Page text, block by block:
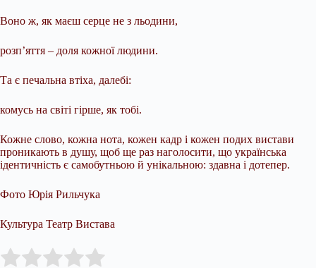
Воно ж, як маєш серце не з льодини,
розп’яття – доля кожної людини.
Та є печальна втіха, далебі:
комусь на світі гірше, як тобі.
Кожне слово, кожна нота, кожен кадр і кожен подих вистави
проникають в душу, щоб ще раз наголосити, що українська
ідентичність є самобутньою й унікальною: здавна і дотепер.
Фото Юрія Рильчука
Культура Театр Вистава
Rate this item: